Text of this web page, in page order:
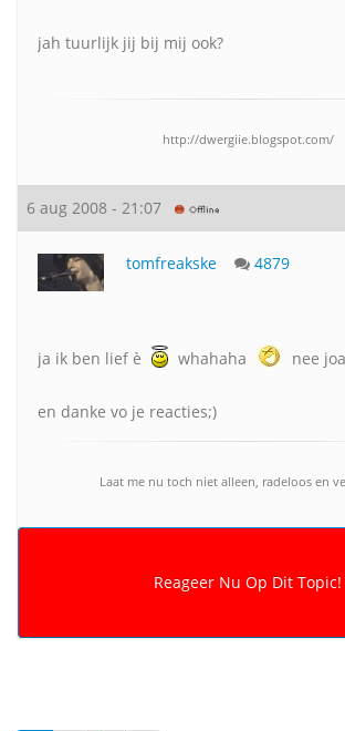
jah tuurlijk jij bij mij ook?
http://dwergiie.blogspot.com/
6 aug 2008 - 21:07
tomfreakske 4879
ja ik ben lief è whahaha nee
en danke vo je reacties;)
Laat me nu toch niet alleen, radeloos en